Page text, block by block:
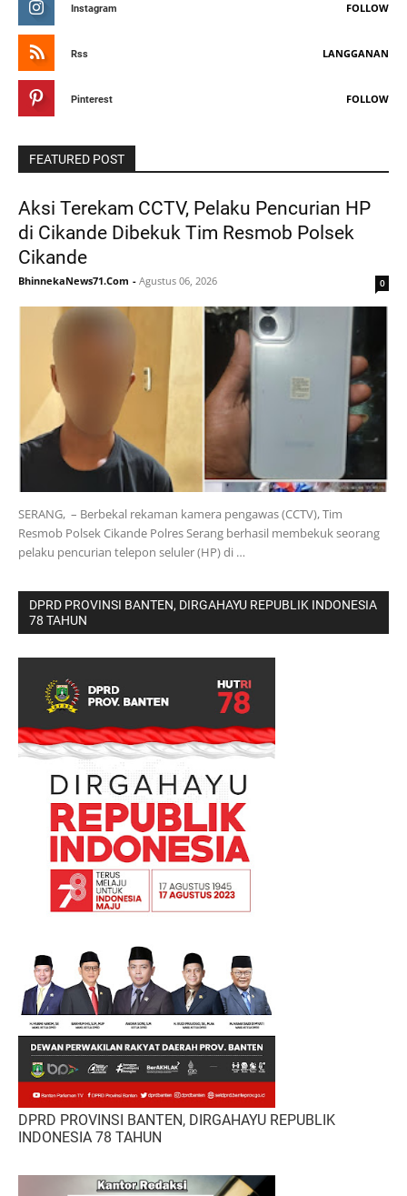
Instagram FOLLOW
Rss LANGGANAN
Pinterest FOLLOW
FEATURED POST
Aksi Terekam CCTV, Pelaku Pencurian HP
di Cikande Dibekuk Tim Resmob Polsek
Cikande
BhinnekaNews71.Com - Agustus 06, 2026 0
SERANG, – Berbekal rekaman kamera pengawas (CCTV), Tim
Resmob Polsek Cikande Polres Serang berhasil membekuk seorang
pelaku pencurian telepon seluler (HP) di …
DPRD PROVINSI BANTEN, DIRGAHAYU REPUBLIK INDONESIA
78 TAHUN
DPRD PROVINSI BANTEN, DIRGAHAYU REPUBLIK
INDONESIA 78 TAHUN